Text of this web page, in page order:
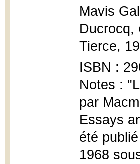
Mavis
Ducrocq,
Tierce,
ISBN :
Notes :
par
Essays
été
1968